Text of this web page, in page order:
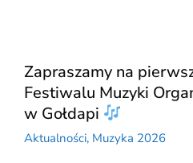
Zapraszamy na
Festiwalu Muzyki
w Gołdapi
Aktualności, Muzyka 2026